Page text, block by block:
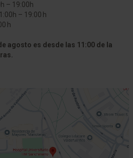
– 19:00h
– 19:00 h
h
agosto es desde las 11:00 de la